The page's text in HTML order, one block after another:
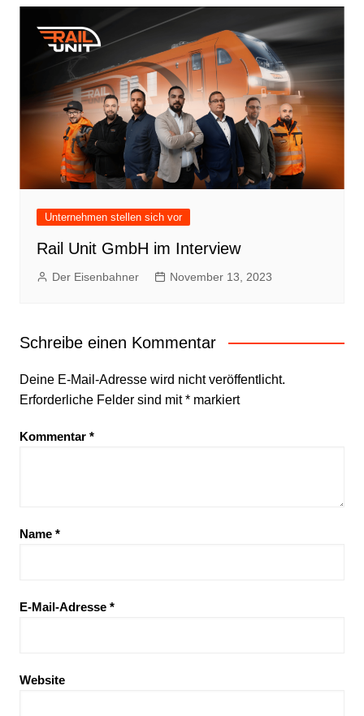
Unternehmen stellen sich vor
Rail Unit GmbH im Interview
Der Eisenbahner November 13, 2023
Schreibe einen Kommentar
Deine E-Mail-Adresse wird nicht veröffentlicht.
Erforderliche Felder sind mit*markiert
Kommentar *
Name *
E-Mail-Adresse *
Website